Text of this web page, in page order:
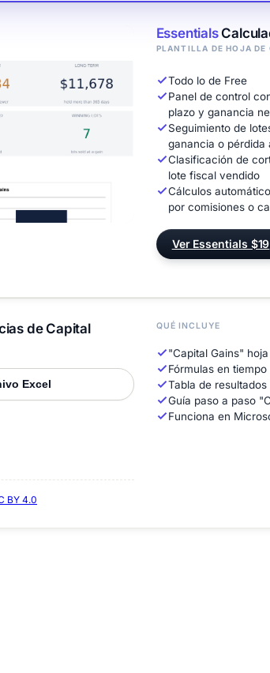
de Capital
Excel
BY 4.0
QUÉ INCLUYE
"Capital Gains"
Fórmulas en
Tabla de
Guía paso a paso
Funciona en
Essentials
PLANTILLA DE HOJA DE
Todo lo de Free
Panel de control
plazo y ganancia
Seguimiento de
ganancia o pérdida
Clasificación de
lote fiscal vendido
Cálculos
por comisiones o
Ver Essentials $19